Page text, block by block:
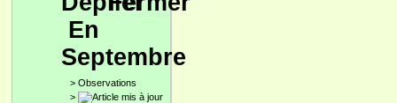
En
Septembre
> Observations
>